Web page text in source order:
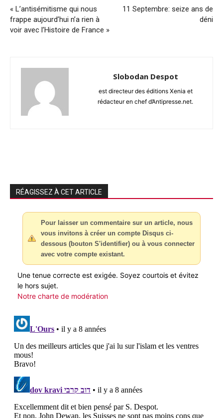
« L’antisémitisme qui nous
frappe aujourd’hui n’a rien à
voir avec l’Histoire de France »
11 Septembre: seize ans de
déni
Slobodan Despot
est directeur des éditions Xenia et
rédacteur en chef d’Antipresse.net.
RÉAGISSEZ À CET ARTICLE
Pour laisser un commentaire sur un article, nous
vous invitons à créer un compte Disqus ci-
dessous (bouton S'identifier) ou à vous connecter
avec votre compte existant.
Une tenue correcte est exigée. Soyez courtois et évitez
le hors sujet.
Notre charte de modération